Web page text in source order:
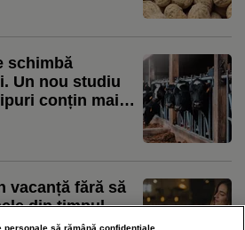
schimbă
Un nou studiu
conțin mai
vacanță fără să
din timpul
antrenor
personale să rămână confidențiale